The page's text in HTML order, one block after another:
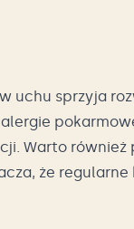
uchu sprzyja
Warto
że